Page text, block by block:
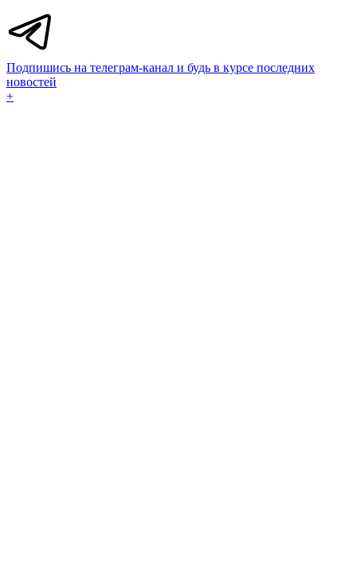
Подпишись на телеграм-канал и будь в курсе последних
новостей
+